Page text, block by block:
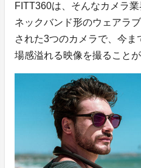
FITT360は、そんなカメラ
ネックバンド形のウェアラ
された3つのカメラで、今
場感溢れる映像を撮ることが